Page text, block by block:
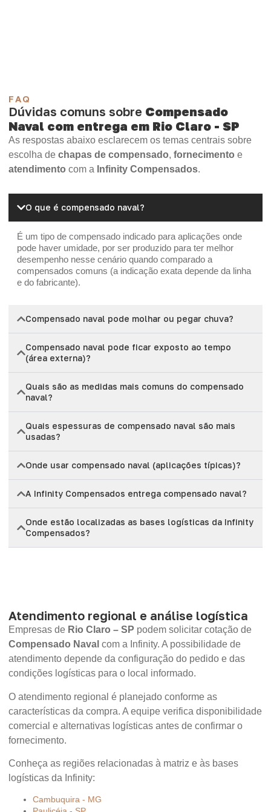
FAQ
Dúvidas comuns sobre Compensado
Naval com entrega em Rio Claro - SP
As respostas abaixo esclarecem os temas centrais sobre
escolha de chapas de compensado, fornecimento e
atendimento com a Infinity Compensados.
O que é compensado naval?
É um tipo de compensado indicado para aplicações onde
pode haver umidade, por ser produzido para ter melhor
desempenho nesse cenário quando comparado a
compensados comuns (a indicação exata depende da linha
e do fabricante).
Compensado naval pode molhar ou pegar chuva?
Compensado naval pode ficar exposto ao tempo
(área externa)?
Quais são as medidas mais comuns do compensado
naval?
Quais espessuras de compensado naval são mais
usadas?
Onde usar compensado naval (aplicações típicas)?
A Infinity Compensados entrega compensado naval?
Onde estão localizadas as bases logísticas da Infinity
Compensados?
Atendimento regional e análise logística
Empresas de Rio Claro – SP podem solicitar cotação de
Compensado Naval com a Infinity. A possibilidade de
atendimento depende da configuração do pedido e das
condições logísticas para o local informado.
O atendimento regional é planejado conforme as
características da compra. A equipe verifica disponibilidade
comercial e alternativas logísticas antes de confirmar o
fornecimento.
Conheça as regiões relacionadas à matriz e às bases
logísticas da Infinity:
Cambuquira - MG